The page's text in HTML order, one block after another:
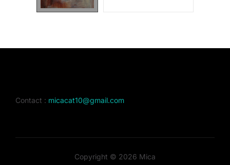
Contact : micacat10@gmail.com
Copyright © 2026 Mica